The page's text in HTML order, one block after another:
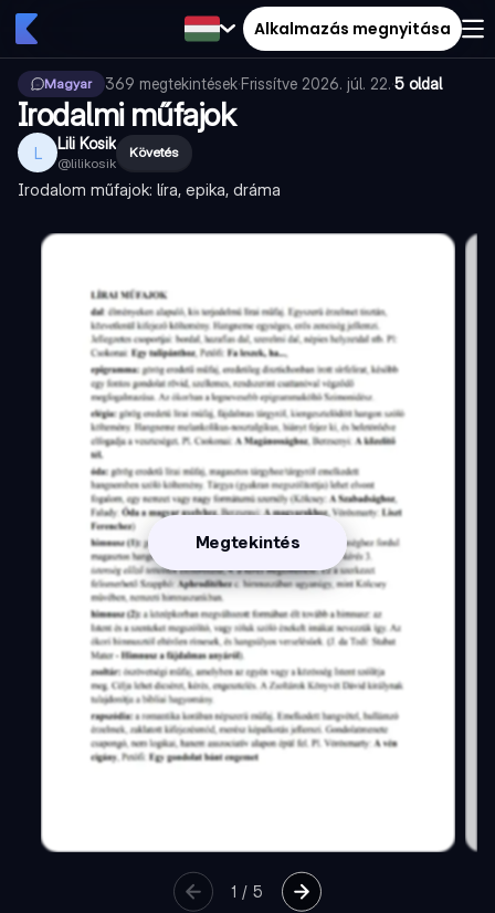
Alkalmazás megnyitása
Magyar 369 megtekintések·Frissítve 2026. júl. 22.·5 oldal
Irodalmi műfajok
L Lili Kosik
@lilikosik
Követés
Irodalom műfajok: líra, epika, dráma
Megtekintés
1 /5